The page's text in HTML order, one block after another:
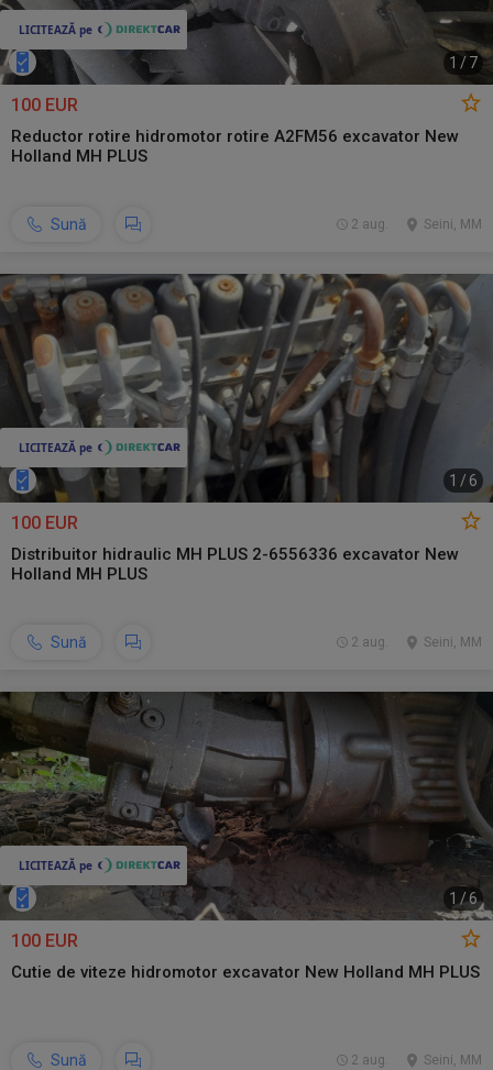
1 /7
100 EUR
Reductor rotire hidromotor rotire A2FM56 excavator New
Holland MH PLUS
Sună Seini, MM
2 aug.
1 / 6
100 EUR
Distribuitor hidraulic MH PLUS 2-6556336 excavator New
Holland MH PLUS
Sună Seini, MM
2 aug.
1 /6
100 EUR
Cutie de viteze hidromotor excavator New Holland MH PLUS
Sună Seini, MM
2 aug.